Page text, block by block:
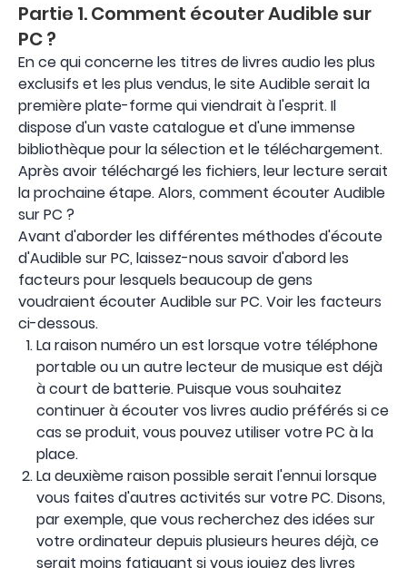
Partie 1. Comment écouter Audible sur
PC ?
En ce qui concerne les titres de livres audio les plus
exclusifs et les plus vendus, le site Audible serait la
première plate-forme qui viendrait à l'esprit. Il
dispose d'un vaste catalogue et d'une immense
bibliothèque pour la sélection et le téléchargement.
Après avoir téléchargé les fichiers, leur lecture serait
la prochaine étape. Alors, comment écouter Audible
sur PC ?
Avant d'aborder les différentes méthodes d'écoute
d'Audible sur PC, laissez-nous savoir d'abord les
facteurs pour lesquels beaucoup de gens
voudraient écouter Audible sur PC. Voir les facteurs
ci-dessous.
La raison numéro un est lorsque votre téléphone
portable ou un autre lecteur de musique est déjà
à court de batterie. Puisque vous souhaitez
continuer à écouter vos livres audio préférés si ce
cas se produit, vous pouvez utiliser votre PC à la
place.
La deuxième raison possible serait l'ennui lorsque
vous faites d'autres activités sur votre PC. Disons,
par exemple, que vous recherchez des idées sur
votre ordinateur depuis plusieurs heures déjà, ce
serait moins fatiguant si vous jouiez des livres